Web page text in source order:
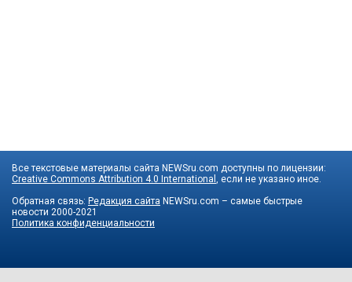
Все текстовые материалы сайта NEWSru.com доступны по лицензии:
Creative Commons Attribution 4.0 International , если не указано иное.
Обратная связь: Редакция сайта NEWSru.com – самые быстрые
новости 2000-2021
Политика конфиденциальности